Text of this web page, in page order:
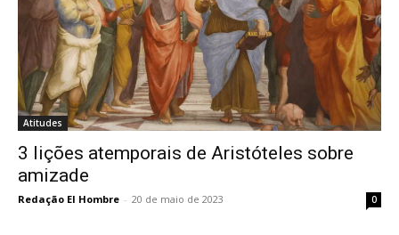
Atitudes
3 lições atemporais de Aristóteles sobre
amizade
Redação El Hombre - 20 de maio de 2023 0